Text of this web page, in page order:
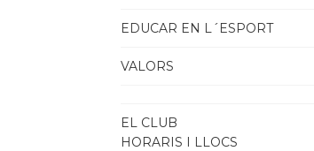
EDUCAR EN L´ESPORT
VALORS
EL CLUB
HORARIS I LLOCS